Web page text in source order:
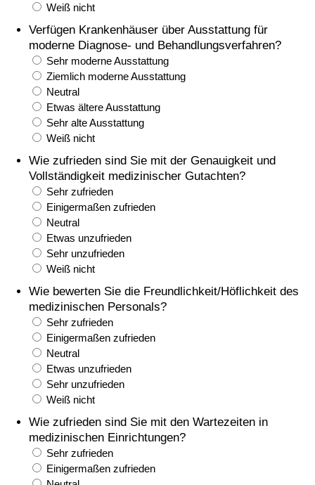
Weiß nicht
Verfügen Krankenhäuser über Ausstattung für
moderne Diagnose- und Behandlungsverfahren?
Sehr moderne Ausstattung
Ziemlich moderne Ausstattung
Neutral
Etwas ältere Ausstattung
Sehr alte Ausstattung
Weiß nicht
Wie zufrieden sind Sie mit der Genauigkeit und
Vollständigkeit medizinischer Gutachten?
Sehr zufrieden
Einigermaßen zufrieden
Neutral
Etwas unzufrieden
Sehr unzufrieden
Weiß nicht
Wie bewerten Sie die Freundlichkeit/Höflichkeit des
medizinischen Personals?
Sehr zufrieden
Einigermaßen zufrieden
Neutral
Etwas unzufrieden
Sehr unzufrieden
Weiß nicht
Wie zufrieden sind Sie mit den Wartezeiten in
medizinischen Einrichtungen?
Sehr zufrieden
Einigermaßen zufrieden
Gesundheitsversorgungs-Index nach Land
Umweltverschmutzung
Umweltverschmutzungs-Index (aktuell)
Verschmutzungsindex
Umweltverschmutzungs-Index nach Land
Verkehr
Verkehrs-Index
Verkehrs-Index (aktuell)
Verkehrs-Index nach Land